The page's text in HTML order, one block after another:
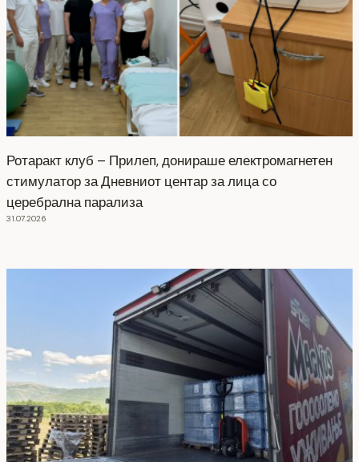
Ротаракт клуб – Прилеп, донираше електромагнетен
стимулатор за Дневниот центар за лица со
церебрална парализа
31.07.2026